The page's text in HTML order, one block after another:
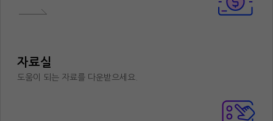
자료실
도움이 되는 자료를 다운받으세요.